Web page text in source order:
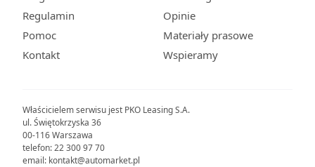
Właścicielem serwisu jest PKO Leasing S.A.
ul. Świętokrzyska 36
00-116 Warszawa
telefon: 22 300 97 70
email: kontakt@automarket.pl
Regulamin
Pomoc
Kontakt
Opinie
Materiały prasowe
Wspieramy